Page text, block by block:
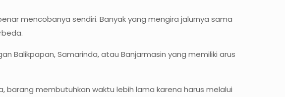
mencobanya sendiri. Banyak yang mengira jalurnya sama
Balikpapan, Samarinda, atau Banjarmasin yang memiliki arus
barang membutuhkan waktu lebih lama karena harus melalui